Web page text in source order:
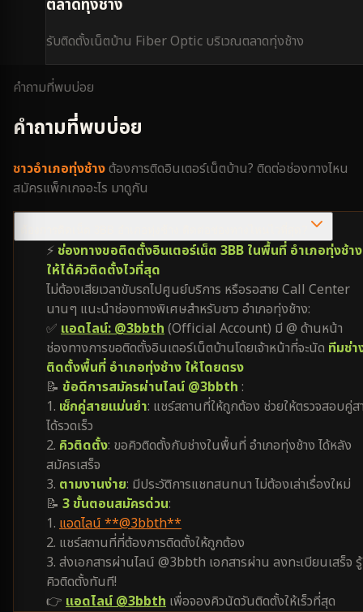
ตลาดทุ่งช้าง
รับติดตั้งเน็ตบ้าน Fiber Optic บริเวณตลาดทุ่งช้าง
คำถามที่พบบ่อย
คำถามที่พบบ่อย
ชาวอำเภอทุ่งช้างต้องการติดอินเตอร์เน็ตบ้าน? ติดต่อช่องทางไหน
สมัครแพ็กเกจอะไร มาดูกัน
⚡ ช่องทางขอติดตั้งอินเตอร์เน็ต 3BB ในพื้นที่ อำเภอทุ่งช้าง
ให้ได้คิวติดตั้งไวที่สุด
ไม่ต้องเสียเวลาขับรถไปศูนย์บริการ หรือรอสาย Call Center
นานๆ แนะนำช่องทางพิเศษสำหรับชาว อำเภอทุ่งช้าง:
✅ แอดไลน์: @3bbth (Official Account) มี @ ด้านหน้า
ช่องทางการขอติดตั้งอินเตอร์เน็ตบ้านโดยเจ้าหน้าที่จะนัด ทีมช่า
ติดตั้งพื้นที่ อำเภอทุ่งช้าง ให้โดยตรง
📝 ข้อดีการสมัครผ่านไลน์ @3bbth :
1. เช็กคู่สายแม่นยำ: แชร์สถานที่ให้ถูกต้อง ช่วยให้ตรวจสอบคู่ส
ได้รวดเร็ว
2. คิวติดตั้ง: ขอคิวติดตั้งกับช่างในพื้นที่ อำเภอทุ่งช้าง ได้หลัง
สมัครเสร็จ
3. ตามงานง่าย: มีประวัติการแชทสนทนา ไม่ต้องเล่าเรื่องใหม่
📝 3 ขั้นตอนสมัครด่วน:
1. แอดไลน์ **@3bbth**
2. แชร์สถานที่ที่ต้องการติดตั้งให้ถูกต้อง
3. ส่งเอกสารผ่านไลน์ @3bbth เอกสารผ่าน ลงทะเบียนเสร็จ รู้
คิวติดตั้งทันที!
👉 แอดไลน์ @3bbth เพื่อจองคิวนัดวันติดตั้งให้เร็วที่สุด